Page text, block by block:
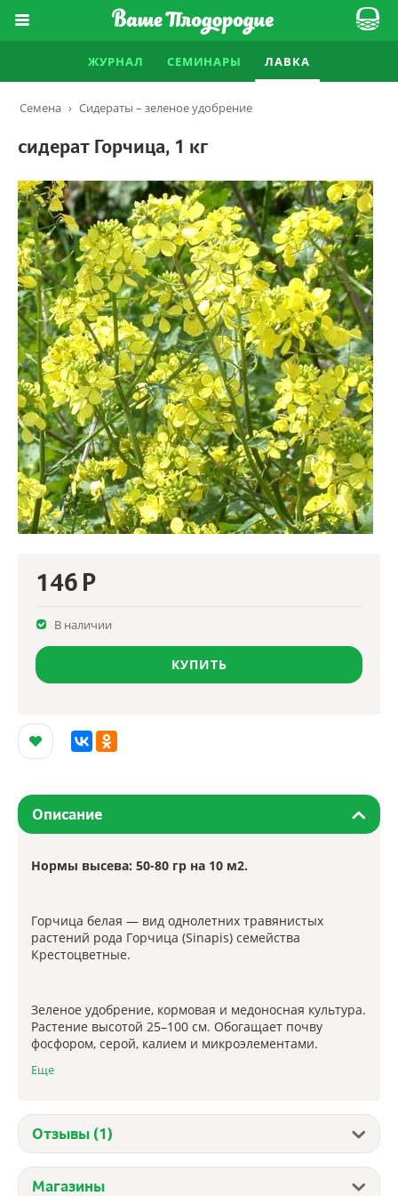
ЖУРНАЛ СЕМИНАРЫ ЛАВКА
Семена › Сидераты – зеленое удобрение
сидерат Горчица, 1 кг
146 Р
В наличии
КУПИТЬ
Описание
Нормы высева: 50-80 гр на 10 м2.
Горчица белая — вид однолетних травянистых
растений рода Горчица (Sinapis) семейства
Крестоцветные.
Зеленое удобрение, кормовая и медоносная культура.
Растение высотой 25–100 см. Обогащает почву
фосфором, серой, калием и микроэлементами.
предотвращая их вымывание. Является более
Хорошо разрыхляет почву, повышает воздухо- и
влагоёмкость. Одна из лучших культур для защиты
почв от водной и ветровой эрозии весной и осенью.
Еще
Отзывы (1)
Магазины